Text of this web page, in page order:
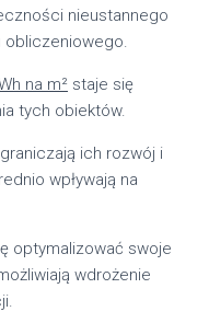
nieustannego
obliczeniowego.
na m² staje się
tych obiektów.
ich rozwój i
wpływają na
optymalizować swoje
wdrożenie